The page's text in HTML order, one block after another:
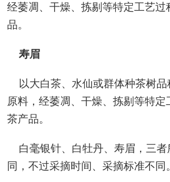
经萎凋、干燥、拣剔等特定工艺过
品。
寿眉
以大白茶、水仙或群体种茶树
原料，经萎凋、干燥、拣剔等特定
茶产品。
白毫银针、白牡丹、寿眉，三
同，不过采摘时间、采摘标准不同。